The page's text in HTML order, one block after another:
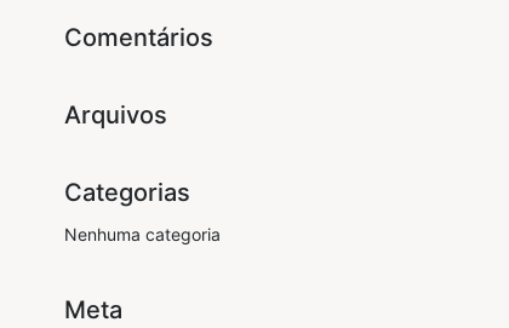
Comentários
Arquivos
Categorias
Nenhuma categoria
Meta